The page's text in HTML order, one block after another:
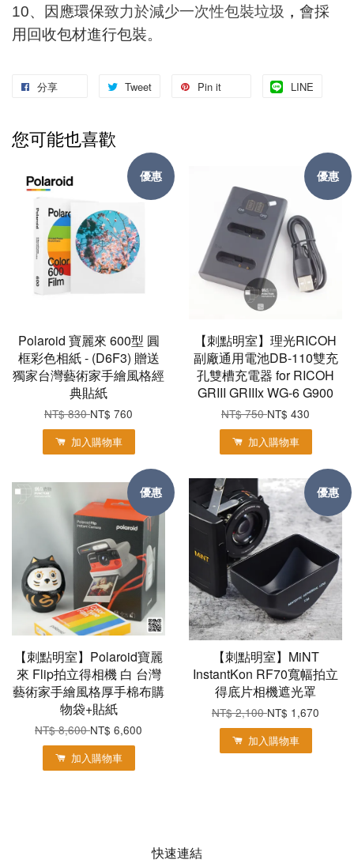
10、因應環保致力於減少一次性包裝垃圾 ， 會採
用回收包材進行包裝。
分享 Tweet Pin it LINE
您可能也喜歡
優惠
Polaroid 寶麗來 600型 圓
框彩色相紙 - (D6F3) 贈送
獨家台灣藝術家手繪風格經
典貼紙
NT$ 830NT$ 760
加入購物車
優惠
【刺點明室】理光RICOH
副廠通用電池DB-110雙充
孔雙槽充電器 for RICOH
GRIII GRIIIx WG-6 G900
NT$ 750NT$ 430
加入購物車
優惠
【刺點明室】Polaroid寶麗
來 Flip拍立得相機 白 台灣
藝術家手繪風格厚手棉布購
物袋+貼紙
NT$ 8,600NT$ 6,600
加入購物車
優惠
【刺點明室】MiNT
InstantKon RF70寬幅拍立
得底片相機遮光罩
NT$ 2,100NT$ 1,670
加入購物車
快速連結